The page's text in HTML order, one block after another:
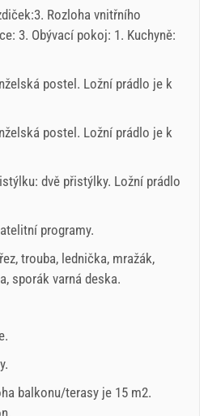
čekat na potvrzení
okamžitě a budete mít další
klikněte na „Poslat poptávku“.
poptávku
Rozloha vnitřního
3. Obývací pokoj: 1. Kuchyně:
postel . Ložní prádlo je k
postel . Ložní prádlo je k
dvě přistýlky. Ložní prádlo
programy.
, trouba, lednička, mražák,
, sporák varná deska.
.
.
balkonu/terasy je 15 m2.